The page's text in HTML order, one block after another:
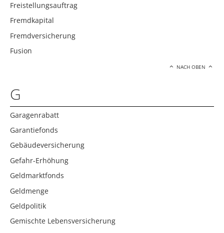
Freistellungsauftrag
Fremdkapital
Fremdversicherung
Fusion
NACH OBEN
G
Garagenrabatt
Garantiefonds
Gebäudeversicherung
Gefahr-Erhöhung
Geldmarktfonds
Geldmenge
Geldpolitik
Gemischte Lebensversicherung